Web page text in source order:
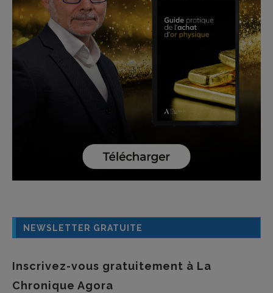
NEWSLETTER GRATUITE
Inscrivez-vous gratuitement à La
Chronique Agora